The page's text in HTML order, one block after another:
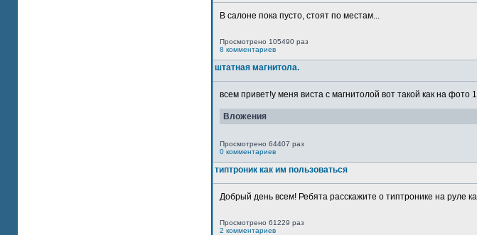
В салоне пока пусто, стоят по местам...
Просмотрено 105490 раз
8 комментариев
штатная магнитола.
всем привет!у меня виста с магнитолой вот такой как на
Вложения
Просмотрено 64407 раз
0 комментариев
типтроник как им пользоваться
Добрый день всем! Ребята расскажите о типтронике на руле
Просмотрено 61229 раз
2 комментариев